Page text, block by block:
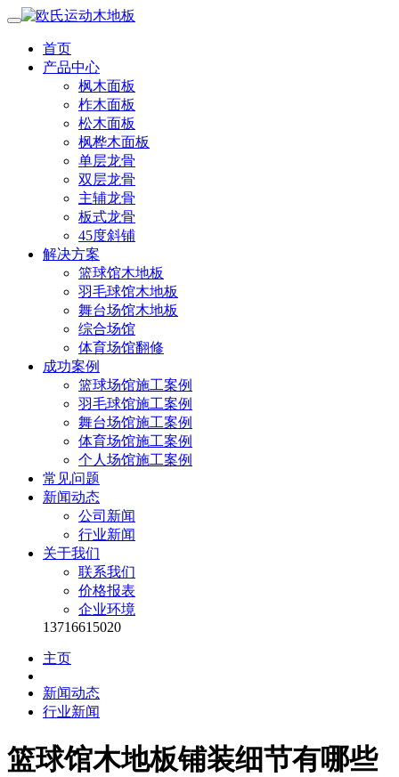
首页
产品中心
枫木面板
柞木面板
松木面板
枫桦木面板
单层龙骨
双层龙骨
主辅龙骨
板式龙骨
45度斜铺
解决方案
篮球馆木地板
羽毛球馆木地板
舞台场馆木地板
综合场馆
体育场馆翻修
成功案例
篮球场馆施工案例
羽毛球馆施工案例
舞台场馆施工案例
体育场馆施工案例
个人场馆施工案例
常见问题
新闻动态
公司新闻
行业新闻
关于我们
联系我们
价格报表
企业环境
13716615020
主页
新闻动态
行业新闻
篮球馆木地板铺装细节有哪些